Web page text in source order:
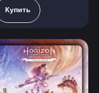
Купить